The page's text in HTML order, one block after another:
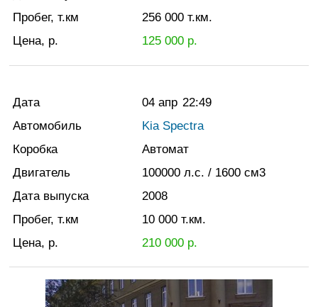
Пробег, т.км
256 000 т.км.
Цена, р.
125 000р.
Дата 04 апр 22:49
Автомобиль
Kia Spectra
Коробка
Автомат
Двигатель
100000 л.с. / 1600 см3
Дата выпуска
2008
Пробег, т.км
10 000 т.км.
Цена, р.
210 000р.